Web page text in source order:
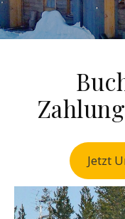
Jetzt